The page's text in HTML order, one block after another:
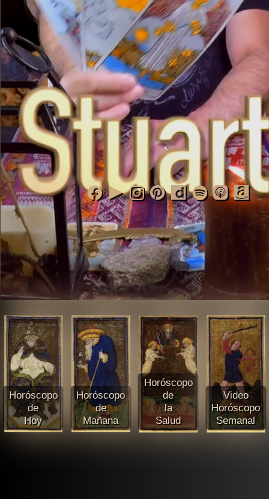
Horóscopo
de
Hoy
Horóscopo
de
Mañana
Horóscopo
de
la
Salud
Video
Horóscopo
Semanal